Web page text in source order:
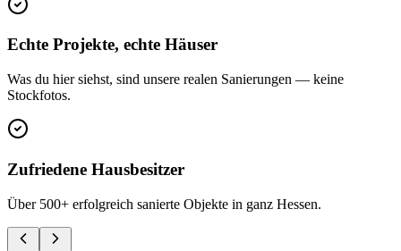
Echte Projekte, echte Häuser
Was du hier siehst, sind unsere realen Sanierungen — keine
Stockfotos.
Zufriedene Hausbesitzer
Über 500+ erfolgreich sanierte Objekte in ganz Hessen.